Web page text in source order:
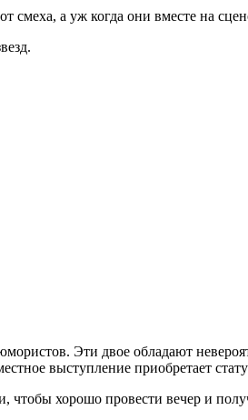
смеха, а уж когда они вместе на
Эти двое обладают
выступление приобретает
хорошо провести вечер и